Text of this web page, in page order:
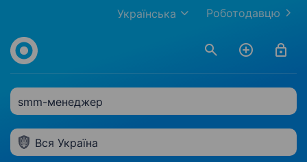
Роботодавцю
Українська
smm-менеджер
Вся Україна